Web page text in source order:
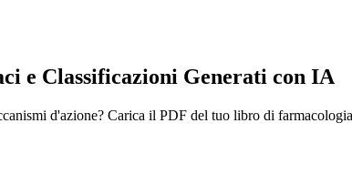
e Classificazioni Generati con IA
d'azione? Carica il PDF del tuo libro di